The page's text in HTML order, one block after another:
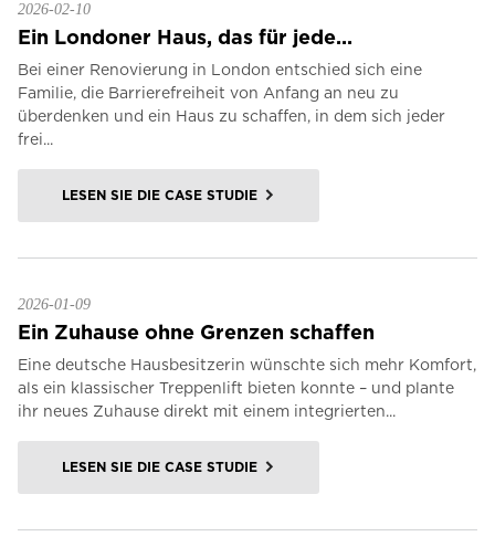
2026-02-10
Ein Londoner Haus, das für jede...
Bei einer Renovierung in London entschied sich eine
Familie, die Barrierefreiheit von Anfang an neu zu
überdenken und ein Haus zu schaffen, in dem sich jeder
frei...
LESEN SIE DIE CASE STUDIE
2026-01-09
Ein Zuhause ohne Grenzen schaffen
Eine deutsche Hausbesitzerin wünschte sich mehr Komfort,
als ein klassischer Treppenlift bieten konnte – und plante
ihr neues Zuhause direkt mit einem integrierten...
LESEN SIE DIE CASE STUDIE